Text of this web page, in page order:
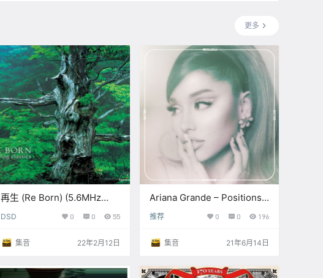
更多
再生 (Re Born) (5.6MHz
DSD 0 0 55
集音 22年2月12日
Ariana Grande – Positions
(Deluxe – Explicit) –
2021【Q】【44.1kHz /
24bit】
推荐 0 0 196
集音 21年6月14日